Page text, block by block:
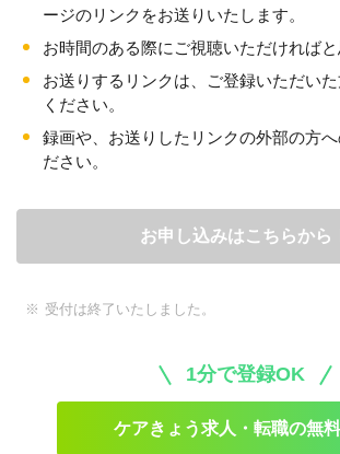
ージのリンクをお送りいたします。
お時間のある際にご視聴いただければと
お送りするリンクは、ご登録いただい
ください。
録画や、お送りしたリンクの外部の方へ
ださい。
お申し込みはこちらから！
受付は終了いたしました。
1分で登録OK
ケアきょう求人・転職の無